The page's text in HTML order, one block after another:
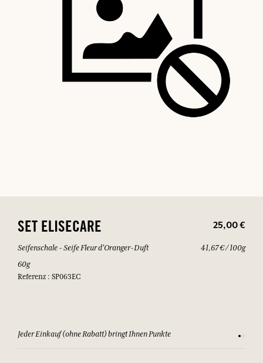
SET ELISECARE 25,00 €
Seifenschale - Seife Fleur d'Oranger-Duft
60g
Referenz : SP063EC
41,67 € / 100g
Jeder Einkauf (ohne Rabatt) bringt Ihnen Punkte Sehen